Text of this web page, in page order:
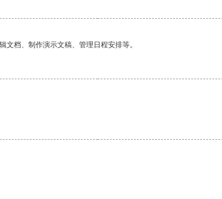
档、制作演示文稿、管理日程安排等。